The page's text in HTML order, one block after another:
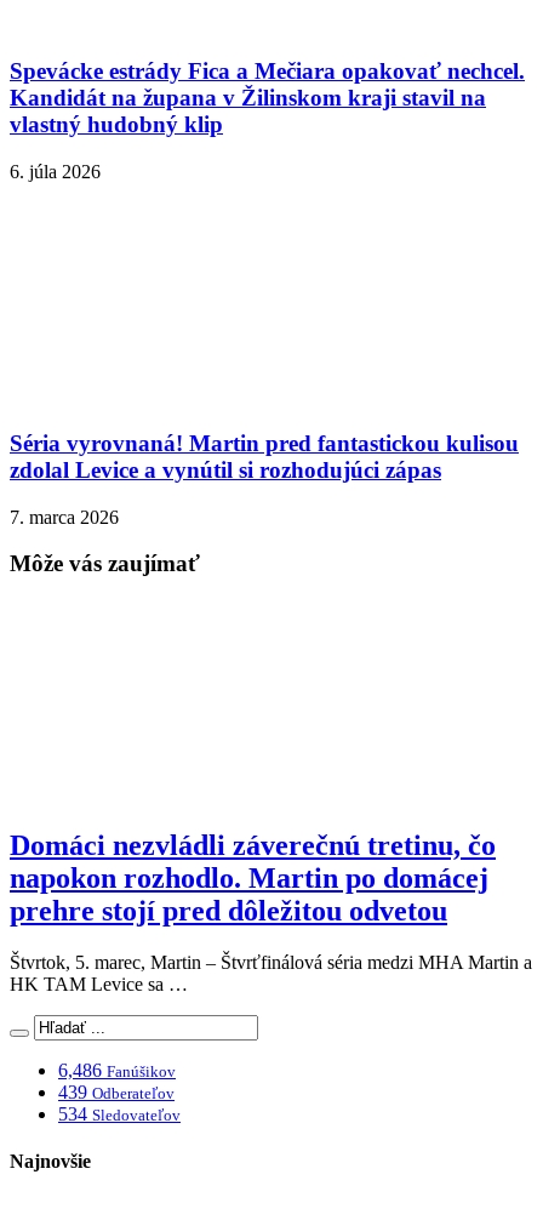
Spevácke estrády Fica a Mečiara opakovať nechcel.
Kandidát na župana v Žilinskom kraji stavil na
vlastný hudobný klip
6. júla 2026
Séria vyrovnaná! Martin pred fantastickou kulisou
zdolal Levice a vynútil si rozhodujúci zápas
7. marca 2026
Môže vás zaujímať
Domáci nezvládli záverečnú tretinu, čo
napokon rozhodlo. Martin po domácej
prehre stojí pred dôležitou odvetou
Štvrtok, 5. marec, Martin – Štvrťfinálová séria medzi MHA Martin a
HK TAM Levice sa …
6,486 Fanúšikov
439 Odberateľov
534 Sledovateľov
Najnovšie